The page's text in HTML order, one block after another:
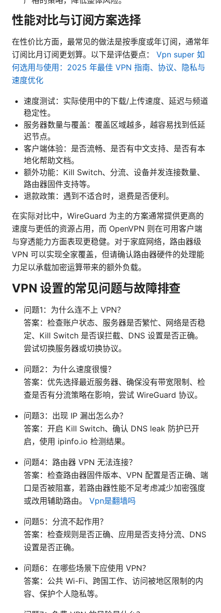
性能对比与订阅方案选择
在性价比方面，最常见的做法是按季度或年订阅，通常年
订阅比月订阅更划算。以下是评估要点： Vpn super 如
何选用与使用：2025 年最佳 VPN 指南、协议、隐私与
速度优化
速度测试：实际使用中的下载/上传速度、延迟与频道
稳定性。
服务器数量与覆盖：覆盖区域越多，越容易找到低延
迟节点。
客户端体验：是否流畅、是否有中文支持、是否有本
地化帮助文档。
额外功能：Kill Switch、分流、设备并发连接数量、
路由器固件支持等。
退款政策：遇到不适合时，退费是否便利。
在实际对比中，WireGuard 为主的方案通常提供更高的
速度与更低的资源占用，而 OpenVPN 则在可用客户端
与穿透能力方面表现更稳健。对于家庭网络，路由器级
VPN 可以实现全家覆盖，但请确认路由器硬件的处理能
力足以承载加密运算带来的额外负载。
VPN 设置的常见问题与故障排查
问题1：为什么连不上 VPN？
答案：检查账户状态、服务器是否繁忙、网络是否稳
定、Kill Switch 是否误拦截、DNS 设置是否正确。
尝试切换服务器或切换协议。
问题2：为什么速度很慢？
答案：优先选择最近服务器、确保没有带宽限制、检
查是否有分流策略在影响，尝试 WireGuard 协议。
问题3：出现 IP 漏出怎么办？
答案：开启 Kill Switch、确认 DNS leak 防护已开
启，使用 ipinfo.io 检测结果。
问题4：路由器 VPN 无法连接？
答案：检查路由器固件版本、VPN 配置是否正确、端
口是否被阻塞，若路由器性能不足考虑减少加密强度
或改用辅助路由。 Vpn是翻墙吗
问题5：分流不起作用？
答案：检查规则是否正确、应用是否支持分流、DNS
设置是否正确。
问题6：在哪些场景下应使用 VPN？
答案：公共 Wi-Fi、跨国工作、访问被地区限制的内
容、保护个人隐私等。